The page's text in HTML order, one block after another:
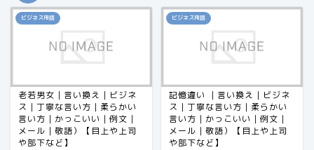
ビジネス用語
老若男女｜言い換え｜ビジネ
ス｜丁寧な言い方｜柔らかい
言い方｜かっこいい｜例文｜
メール｜敬語）【目上や上司
や部下など】
ビジネス用語
記憶違い ｜言い換え｜ビジネ
ス｜丁寧な言い方｜柔らかい
言い方｜かっこいい｜例文｜
メール｜敬語）【目上や上司
や部下など】​​​​​​​​​​​​​​​​